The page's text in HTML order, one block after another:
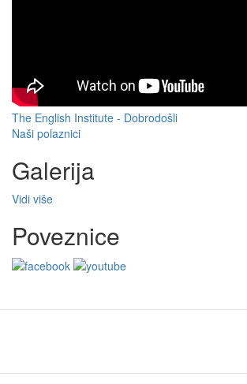
The English Institute - Dobrodošli
Naši polaznici
Galerija
Vidi više
Poveznice